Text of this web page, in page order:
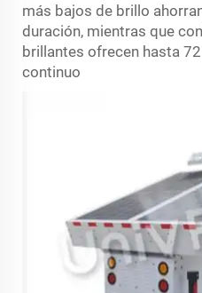
más bajos de brillo
duración, mientras que
brillantes ofrecen hasta
continuo